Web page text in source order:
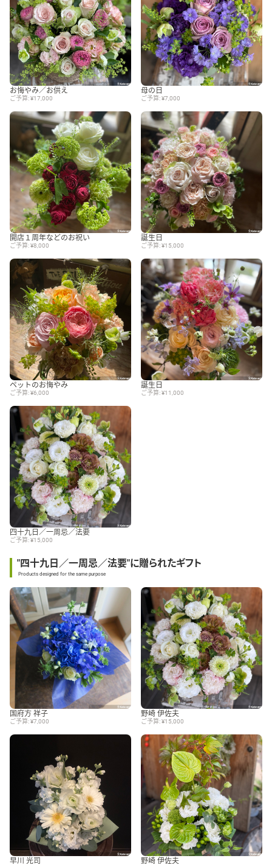
お悔やみ／お供え
ご予算: ¥17,000
母の日
ご予算: ¥7,000
開店１周年などのお祝い
ご予算: ¥8,000
誕生日
ご予算: ¥15,000
ペットのお悔やみ
ご予算: ¥6,000
誕生日
ご予算: ¥11,000
四十九日／一周忌／法要
ご予算: ¥15,000
"四十九日／一周忌／法要"に贈られたギフト
Products designed for the same purpose
国府方 祥子
ご予算: ¥7,000
野崎 伊佐夫
ご予算: ¥15,000
早川 光司 野崎 伊佐夫